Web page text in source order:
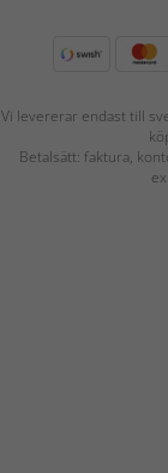
Vi levererar endast till
Betalsätt: faktura,